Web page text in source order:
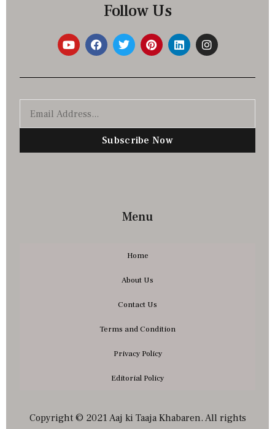
Follow Us
Subscribe Now
Menu
Home
About Us
Contact Us
Terms and Condition
Privacy Policy
Editorial Policy
Copyright © 2021 Aaj ki Taaja Khabaren. All rights